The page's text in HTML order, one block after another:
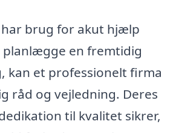
brug for akut hjælp
planlægge en fremtidig
kan et professionelt firma
råd og vejledning. Deres
til kvalitet sikrer,